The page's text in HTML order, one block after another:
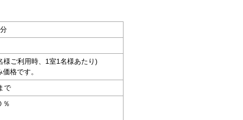
様ご利用時、1室1名様あたり)
格です。
で
％